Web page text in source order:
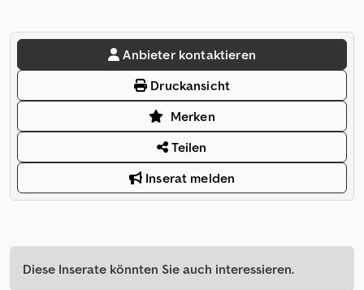
Anbieter kontaktieren
Druckansicht
Merken
Teilen
Inserat melden
Diese Inserate könnten Sie auch interessieren.